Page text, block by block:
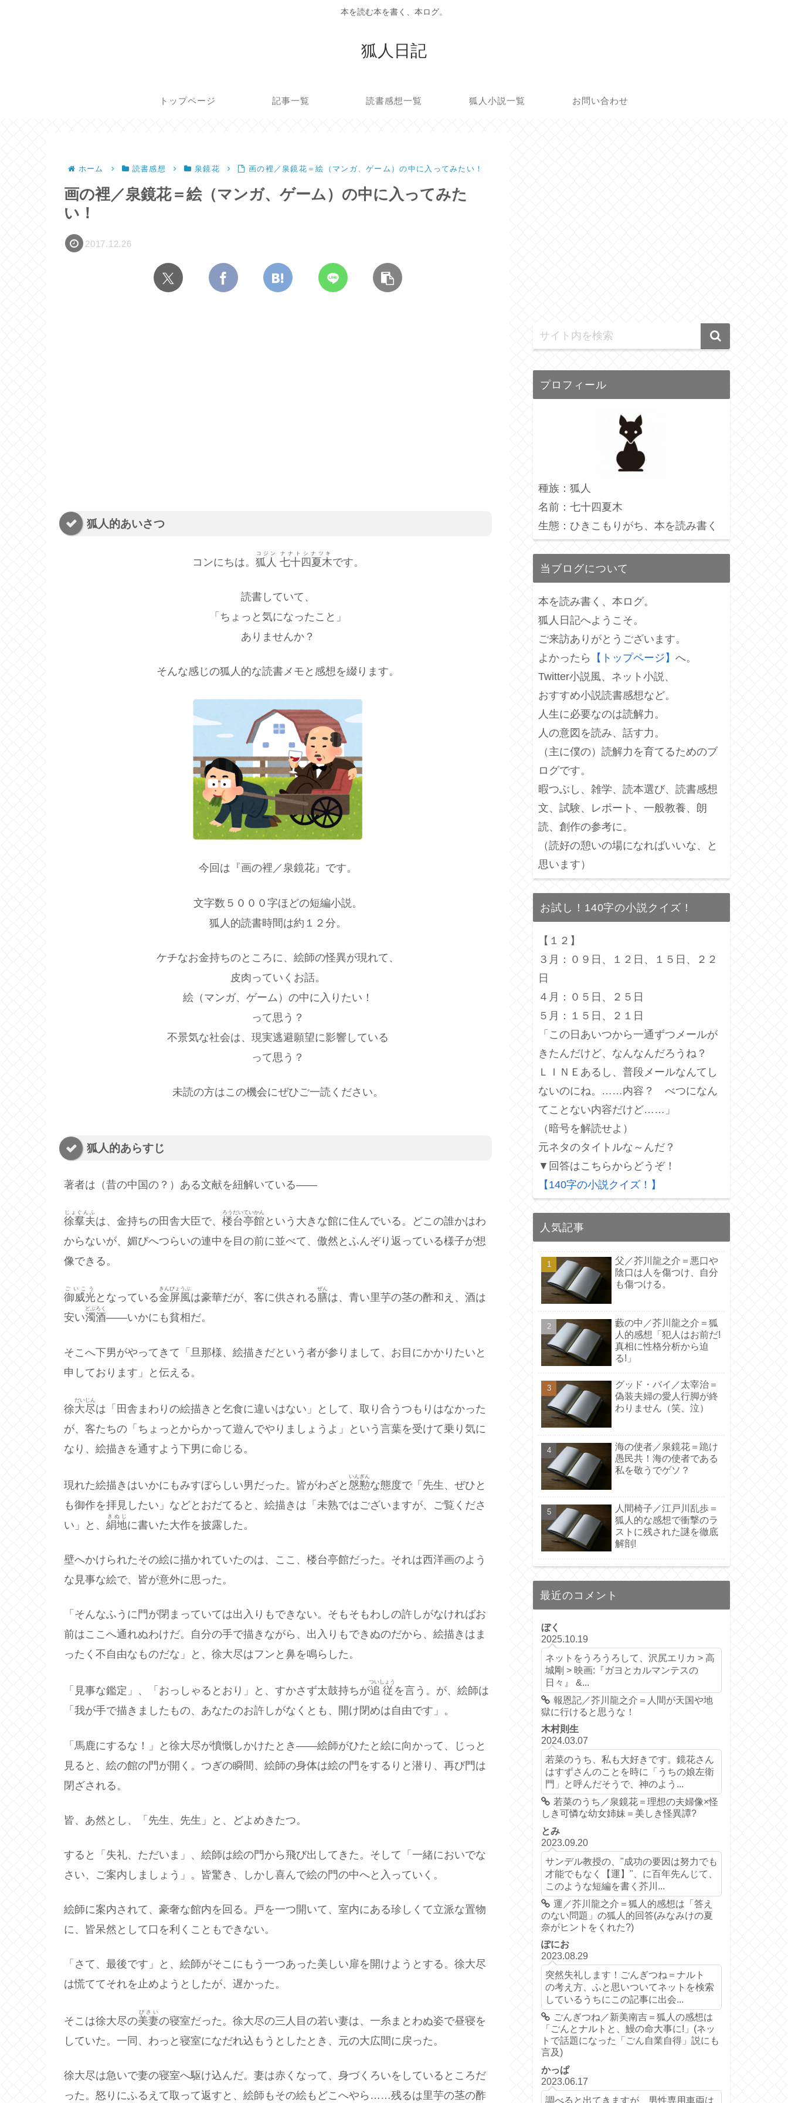
本を読む本を書く、本ログ。
狐人日記
トップページ 記事一覧 読書感想一覧 狐人小説一覧 お問い合わせ
ホーム 読書感想 泉鏡花 画の裡／泉鏡花＝絵（マンガ、ゲーム）の中に入ってみたい！
画の裡／泉鏡花＝絵（マンガ、ゲーム）の中に入ってみた
い！
2017.12.26
狐人的あいさつ
コンにちは。 狐人
コジン
七十四夏木
ナナトシナツキ
です。
読書していて、
「ちょっと気になったこと」
ありませんか？
そんな感じの狐人的な読書メモと感想を綴ります。
今回は『画の裡／泉鏡花』です。
文字数５０００字ほどの短編小説。
狐人的読書時間は約１２分。
ケチなお金持ちのところに、絵師の怪異が現れて、
皮肉っていくお話。
絵（マンガ、ゲーム）の中に入りたい！
って思う？
不景気な社会は、現実逃避願望に影響している
って思う？
未読の方はこの機会にぜひご一読ください。
狐人的あらすじ
著者は（昔の中国の？）ある文献を紐解いている――
徐羣夫
じょぐんふ
は、金持ちの田舎大臣で、 楼台亭館
ろうだいていかん
という大きな館に住んでいる。どこの誰かはわ
からないが、媚びへつらいの連中を目の前に並べて、傲然とふんぞり返っている様子が想
像できる。
御威光
ごいこう
となっている金屏風
きんびょうぶ
は豪華だが、客に供される膳
ぜん
は、青い里芋の茎の酢和え、酒は
安い濁酒
どぶろく
――いかにも貧相だ。
そこへ下男がやってきて「旦那様、絵描きだという者が参りまして、お目にかかりたいと
申しております」と伝える。
徐大尽
だいじん
は「田舎まわりの絵描きと乞食に違いはない」として、取り合うつもりはなかった
が、客たちの「ちょっとからかって遊んでやりましょうよ」という言葉を受けて乗り気に
なり、絵描きを通すよう下男に命じる。
現れた絵描きはいかにもみすぼらしい男だった。皆がわざと 慇懃
いんぎん
な態度で「先生、ぜひと
も御作を拝見したい」などとおだてると、絵描きは「未熟ではございますが、ご覧くださ
い」と、 絹地
きぬじ
に書いた大作を披露した。
壁へかけられたその絵に描かれていたのは、ここ、楼台亭館だった。それは西洋画のよう
な見事な絵で、皆が意外に思った。
「そんなふうに門が閉まっていては出入りもできない。そもそもわしの許しがなければお
前はここへ通れぬわけだ。自分の手で描きながら、出入りもできぬのだから、絵描きはま
ったく不自由なものだな」と、徐大尽はフンと鼻を鳴らした。
「見事な鑑定」、「おっしゃるとおり」と、すかさず太鼓持ちが追従
ついしょう
を言う。が、絵師は
「我が手で描きましたもの、あなたのお許しがなくとも、開け閉めは自由です」。
「馬鹿にするな！」と徐大尽が憤慨しかけたとき――絵師がひたと絵に向かって、じっと
見ると、絵の館の門が開く。つぎの瞬間、絵師の身体は絵の門をするりと潜り、再び門は
閉ざされる。
皆、あ然とし、「先生、先生」と、どよめきたつ。
すると「失礼、ただいま」、絵師は絵の門から飛び出してきた。そして「一緒においでな
さい、ご案内しましょう」。皆驚き、しかし喜んで絵の門の中へと入っていく。
絵師に案内されて、豪奢な館内を回る。戸を一つ開いて、室内にある珍しくて立派な置物
に、皆呆然として口を利くこともできない。
「さて、最後です」と、絵師がそこにもう一つあった美しい扉を開けようとする。徐大尽
は慌ててそれを止めようとしたが、遅かった。
そこは徐大尽の美妻
びさい
の寝室だった。徐大尽の三人目の若い妻は、一糸まとわぬ姿で昼寝を
していた。一同、わっと寝室になだれ込もうとしたとき、元の大広間に戻った。
徐大尽は急いで妻の寝室へ駆け込んだ。妻は赤くなって、身づくろいをしているところだ
った。怒りにふるえて取って返すと、絵師もその絵もどこへやら……残るは里芋の茎の酢
プロフィール
種族：狐人
名前：七十四夏木
生態：ひきこもりがち、本を読み書く
当ブログについて
本を読み書く、本ログ。
狐人日記へようこそ。
ご来訪ありがとうございます。
よかったら
【トップページ】 へ。
Twitter小説風、ネット小説、
おすすめ小説読書感想など。
人生に必要なのは読解力。
人の意図を読み、話す力。
（主に僕の）読解力を育てるためのブ
ログです。
暇つぶし、雑学、読本選び、読書感想
文、試験、レポート、一般教養、朗
読、創作の参考に。
（読好の憩いの場になればいいな、と
思います）
お試し！140字の小説クイズ！
【１２】
３月：０９日、１２日、１５日、２２
日
４月：０５日、２５日
５月：１５日、２１日
「この日あいつから一通ずつメールが
きたんだけど、なんなんだろうね？
ＬＩＮＥあるし、普段メールなんてし
ないのにね。……内容？ べつになん
てことない内容だけど……」
（暗号を解読せよ）
元ネタのタイトルな～んだ？
▼回答はこちらからどうぞ！
【140字の小説クイズ！】
人気記事
父／芥川龍之介＝悪口や
陰口は人を傷つけ、自分
も傷つける。
藪の中／芥川龍之介＝狐
人的感想「犯人はお前だ!
真相に性格分析から迫
る!」
グッド・バイ／太宰治＝
偽装夫婦の愛人行脚が終
わりません（笑、泣）
海の使者／泉鏡花＝跪け
愚民共！海の使者である
私を敬うでゲソ？
人間椅子／江戸川乱歩＝
狐人的な感想で衝撃のラ
ストに残された謎を徹底
解剖!
最近のコメント
ぼく
2025.10.19
ネットをうろうろして、沢尻エリカ > 高
城剛 > 映画:『ガヨとカルマンテスの
日々』 &...
報恩記／芥川龍之介＝人間が天国や地
獄に行けると思うな！
木村則生
2024.03.07
若菜のうち、私も大好きです。鏡花さん
はすずさんのことを時に「うちの娘左衛
門」と呼んだそうで、神のよう...
若菜のうち／泉鏡花＝理想の夫婦像×怪
しき可憐な幼女姉妹＝美しき怪異譚?
とみ
2023.09.20
サンデル教授の、"成功の要因は努力でも
才能でもなく【運】"、に百年先んじて、
このような短編を書く芥川...
運／芥川龍之介＝狐人的感想は「答え
のない問題」の狐人的回答(みなみけの夏
奈がヒントをくれた?)
ぽにお
2023.08.29
突然失礼します！ごんぎつね＝ナルト
の考え方、ふと思いついてネットを検索
しているうちにこの記事に出会...
ごんぎつね／新美南吉＝狐人の感想は
「ごんとナルトと、鰻の命大事に!」(ネッ
トで話題になった「ごん自業自得」説にも
言及)
かっぱ
2023.06.17
調べると出てきますが、男性専用車両は